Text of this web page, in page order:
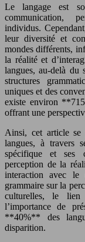
Le langage est souvent perçu comme un simple outil de
communication,
individus.
leur diversité et
mondes différents,
la réalité et
langues, au-delà du
structures
uniques et des
existe environ
offrant une
Ainsi, cet article se
langues, à travers
spécifique et ses
perception de la
interaction avec le
grammaire sur la
culturelles, le lien
l’importance de
**40%** des
disparition.